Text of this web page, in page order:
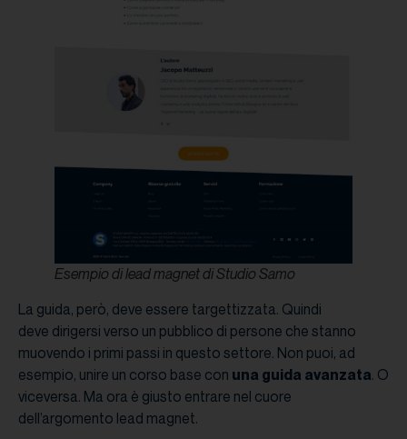
Esempio di lead magnet di Studio Samo
La guida, però, deve essere targettizzata. Quindi
deve dirigersi verso un pubblico di persone che stanno
muovendo i primi passi in questo settore. Non puoi, ad
esempio, unire un corso base con una guida avanzata. O
viceversa. Ma ora è giusto entrare nel cuore
dell’argomento lead magnet.